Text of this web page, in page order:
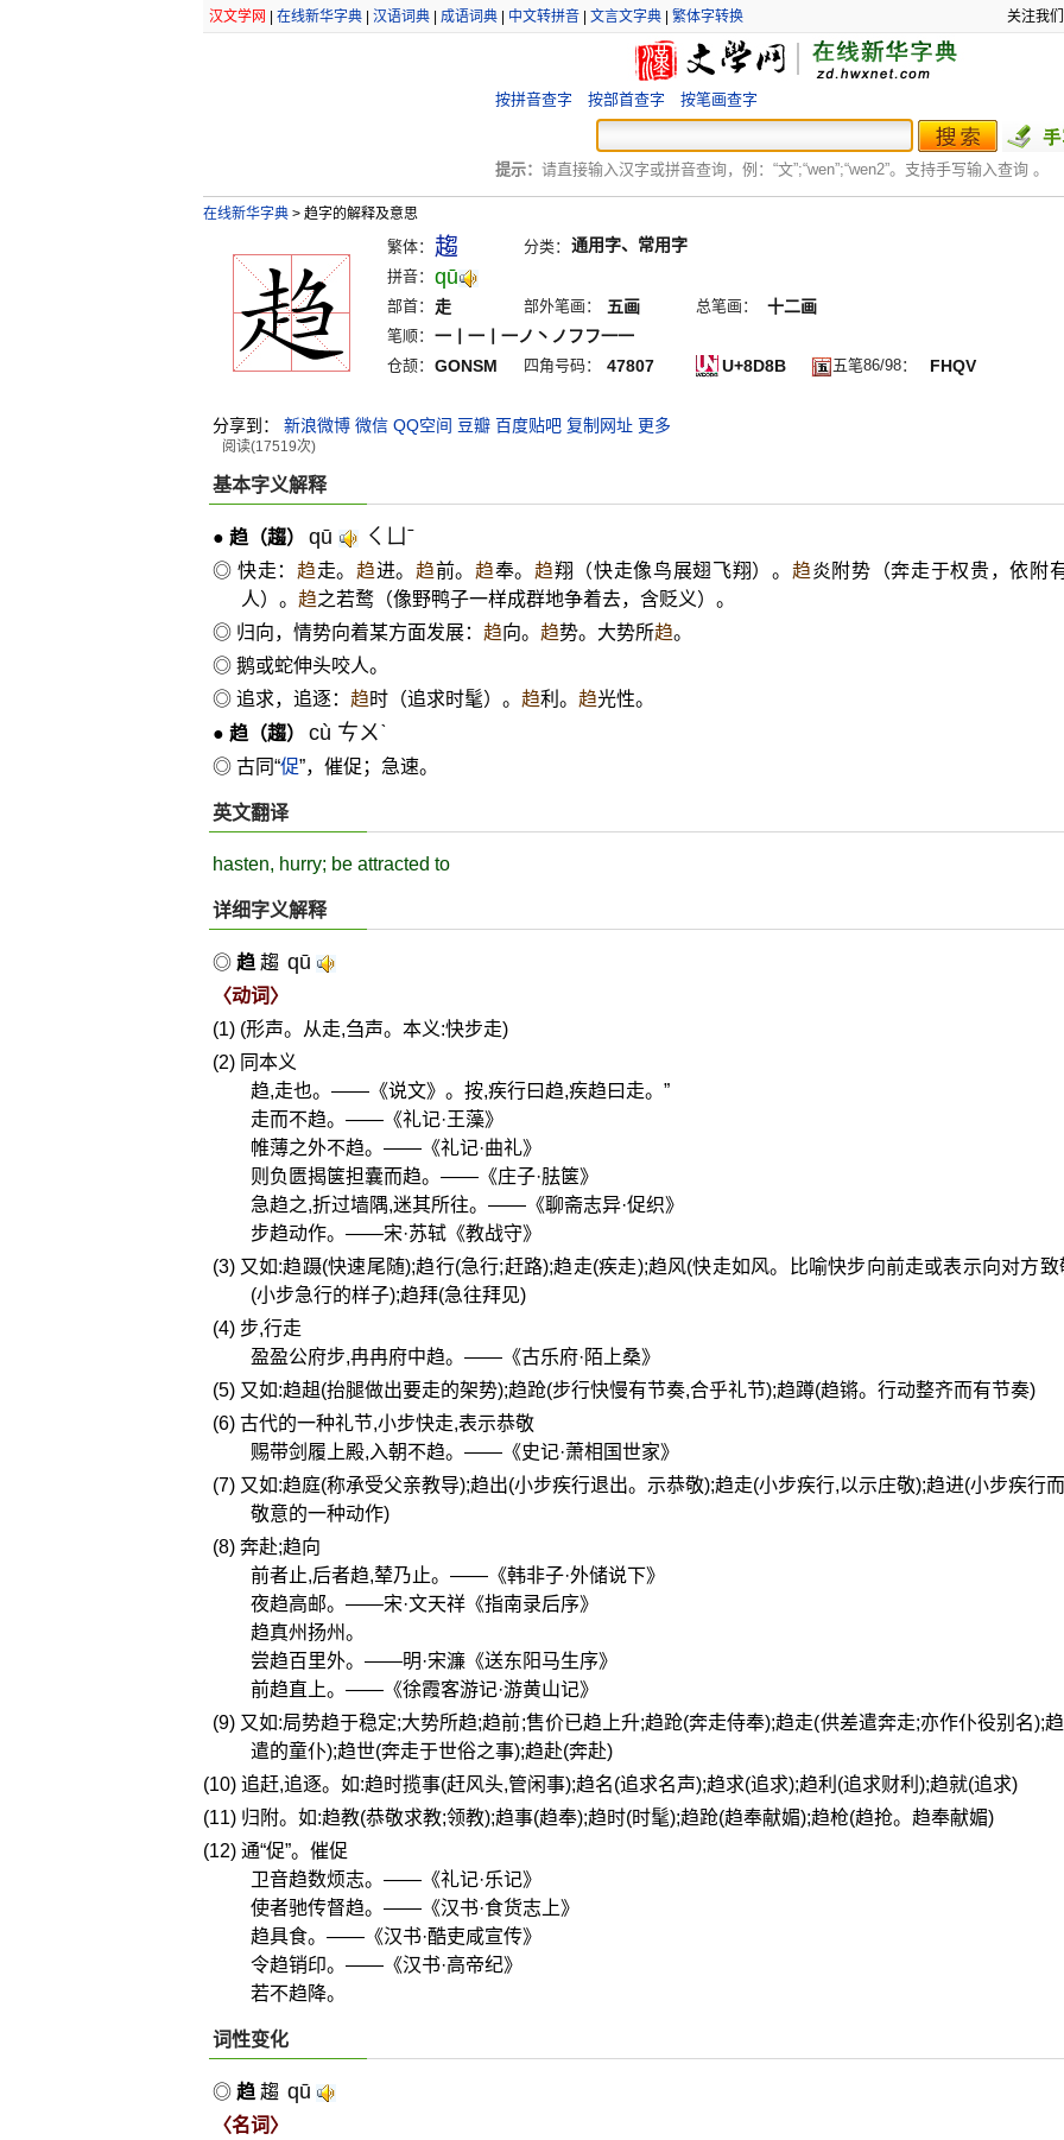
汉文学网 在线新华字典| 汉语词典| 成语词典| 中文转拼音| 文言文字典| 繁体字转换 关注我们
按拼音查字 按部首查字 按笔画查字
提示： 请直接输入汉字或拼音查询，例：“文”;“wen”;“wen2”。支持手写输入查询 。
在线新华字典 >趋字的解释及意思
繁体： 趨 分类： 通用字、常用字
拼音： qū
部首： 走 部外笔画： 五画 总笔画： 十二画
笔顺： 一丨一丨一ノ丶ノフフ一一
仓颉： GONSM 四角号码： 47807 U+8D8B 五笔86/98： FHQV
分享到： 新浪微博 微信 QQ空间 豆瓣 百度贴吧 复制网址 更多
阅读(17519次)
基本字义解释
● 趋 （趨） qū ㄑㄩˉ
◎ 快走： 趋走。 趋进。 趋前。趋奉。趋翔（快走像鸟展翅飞翔）。 趋炎附势（奔走于权贵，依附
人）。 趋之若鹜（像野鸭子一样成群地争着去，含贬义）。
◎ 归向，情势向着某方面发展： 趋向。 趋势。大势所趋。
◎ 鹅或蛇伸头咬人。
◎ 追求，追逐： 趋时（追求时髦）。 趋利。 趋光性。
● 趋 （趨） cù ㄘㄨˋ
◎ 古同“促”，催促；急速。
英文翻译
hasten, hurry; be attracted to
详细字义解释
◎ 趋 趨 qū
〈动词〉
(1) (形声。从走,刍声。本义:快步走)
(2) 同本义
趋,走也。——《说文》。按,疾行曰趋,疾趋曰走。”
走而不趋。——《礼记·王藻》
帷薄之外不趋。——《礼记·曲礼》
则负匮揭箧担囊而趋。——《庄子·胠箧》
急趋之,折过墙隅,迷其所往。——《聊斋志异·促织》
步趋动作。——宋·苏轼《教战守》
(3) 又如:趋蹑(快速尾随);趋行(急行;赶路);趋走(疾走);趋风(快走如风。比喻快步向前走或表示向对方致
(小步急行的样子);趋拜(急往拜见)
(4) 步,行走
盈盈公府步,冉冉府中趋。——《古乐府·陌上桑》
(5) 又如:趋趄(抬腿做出要走的架势);趋跄(步行快慢有节奏,合乎礼节);趋蹲(趋锵。行动整齐而有节奏)
(6) 古代的一种礼节,小步快走,表示恭敬
赐带剑履上殿,入朝不趋。——《史记·萧相国世家》
(7) 又如:趋庭(称承受父亲教导);趋出(小步疾行退出。示恭敬);趋走(小步疾行,以示庄敬);趋进(小步疾行
敬意的一种动作)
(8) 奔赴;趋向
前者止,后者趋,辇乃止。——《韩非子·外储说下》
夜趋高邮。——宋·文天祥《指南录后序》
趋真州扬州。
尝趋百里外。——明·宋濂《送东阳马生序》
前趋直上。——《徐霞客游记·游黄山记》
(9) 又如:局势趋于稳定;大势所趋;趋前;售价已趋上升;趋跄(奔走侍奉);趋走(供差遣奔走;亦作仆役别名);
遣的童仆);趋世(奔走于世俗之事);趋赴(奔赴)
(10) 追赶,追逐。如:趋时揽事(赶风头,管闲事);趋名(追求名声);趋求(追求);趋利(追求财利);趋就(追求)
(11) 归附。如:趋教(恭敬求教;领教);趋事(趋奉);趋时(时髦);趋跄(趋奉献媚);趋枪(趋抢。趋奉献媚)
(12) 通“促”。催促
卫音趋数烦志。——《礼记·乐记》
使者驰传督趋。——《汉书·食货志上》
趋具食。——《汉书·酷吏咸宣传》
令趋销印。——《汉书·高帝纪》
若不趋降。
词性变化
◎ 趋 趨 qū
〈名词〉